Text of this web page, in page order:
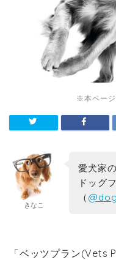
※本ページ
きなこ
愛犬家
ドッグ
（
「ベッツプラン(Vets